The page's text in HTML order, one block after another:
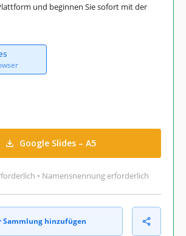
und beginnen Sie sofort mit der
Google Slides – A5
• Namensnennung erforderlich
Sammlung hinzufügen